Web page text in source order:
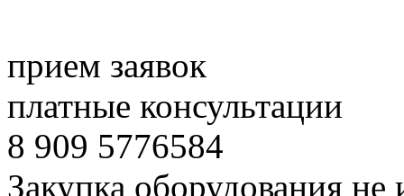
прием заявок
платные консультации
8 909 5776584
Закупка оборудования не